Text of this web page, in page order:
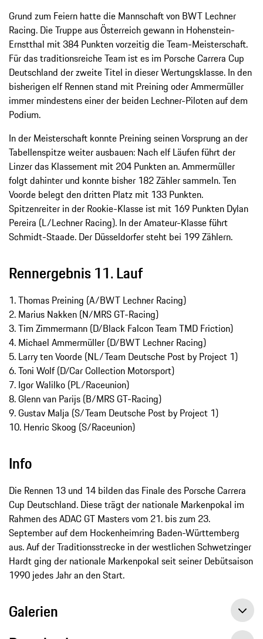
Grund zum Feiern hatte die Mannschaft von BWT Lechner
Racing. Die Truppe aus Österreich gewann in Hohenstein-
Ernstthal mit 384 Punkten vorzeitig die Team-Meisterschaft.
Für das traditionsreiche Team ist es im Porsche Carrera Cup
Deutschland der zweite Titel in dieser Wertungsklasse. In den
bisherigen elf Rennen stand mit Preining oder Ammermüller
immer mindestens einer der beiden Lechner-Piloten auf dem
Podium.
In der Meisterschaft konnte Preining seinen Vorsprung an der
Tabellenspitze weiter ausbauen: Nach elf Läufen führt der
Linzer das Klassement mit 204 Punkten an. Ammermüller
folgt dahinter und konnte bisher 182 Zähler sammeln. Ten
Voorde belegt den dritten Platz mit 133 Punkten.
Spitzenreiter in der Rookie-Klasse ist mit 169 Punkten Dylan
Pereira (L/Lechner Racing). In der Amateur-Klasse führt
Schmidt-Staade. Der Düsseldorfer steht bei 199 Zählern.
Rennergebnis 11. Lauf
1. Thomas Preining (A/BWT Lechner Racing)
2. Marius Nakken (N/MRS GT-Racing)
3. Tim Zimmermann (D/Black Falcon Team TMD Friction)
4. Michael Ammermüller (D/BWT Lechner Racing)
5. Larry ten Voorde (NL/Team Deutsche Post by Project 1)
6. Toni Wolf (D/Car Collection Motorsport)
7. Igor Walilko (PL/Raceunion)
8. Glenn van Parijs (B/MRS GT-Racing)
9. Gustav Malja (S/Team Deutsche Post by Project 1)
10. Henric Skoog (S/Raceunion)
Info
Die Rennen 13 und 14 bilden das Finale des Porsche Carrera
Cup Deutschland. Diese trägt der nationale Markenpokal im
Rahmen des ADAC GT Masters vom 21. bis zum 23.
September auf dem Hockenheimring Baden-Württemberg
aus. Auf der Traditionsstrecke in der westlichen Schwetzinger
Hardt ging der nationale Markenpokal seit seiner Debütsaison
1990 jedes Jahr an den Start.
Galerien